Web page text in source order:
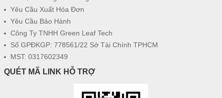
Yêu Cầu Xuất Hóa Đơn
Yêu Cầu Bảo Hành
Công Ty TNHH Green Leaf Tech
Số GPĐKGP: 778561/22 Sở Tài Chính TPHCM
MST: 0317602349
QUÉT MÃ LINK HỖ TRỢ